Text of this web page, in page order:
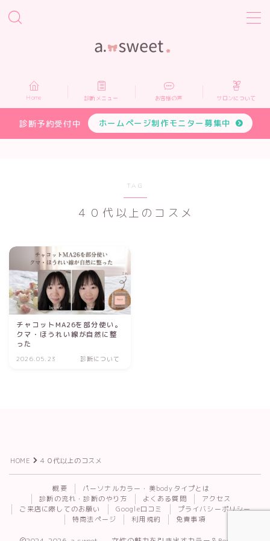
Home
診断メニュー
お申し込み
Home 診断メニュー お客様の声 サロンについて
診断予約受付中 ホームページ制作モニター募集中
TAG
４０代以上のコスメ
チャコットMA26を部分使い。
クマ・ほうれい線が自然に整
った
2026.05.23 診断について
HOME ４０代以上のコスメ
概要
パーソナルカラー・美bodyタイプとは
診断の流れ・診断のやり方
よくある質問
アクセス
ご来店に際してのお願い
Google口コミ
プライバシーポリシー
特商法ページ
利用規約 免責事項